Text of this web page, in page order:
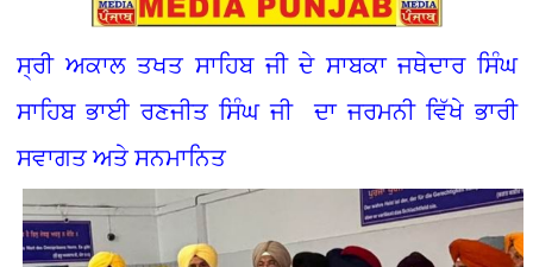
ਸ੍ਰੀ ਅਕਾਲ ਤਖਤ ਸਾਹਿਬ ਜੀ ਦੇ ਸਾਬਕਾ ਜਥੇਦਾਰ ਸਿੰਘ
ਸਾਹਿਬ ਭਾਈ ਰਣਜੀਤ ਸਿੰਘ ਜੀ ਦਾ ਜਰਮਨੀ ਵਿੱਖੇ ਭਾਰੀ
ਸਵਾਗਤ ਅਤੇ ਸਨਮਾਨਿਤ